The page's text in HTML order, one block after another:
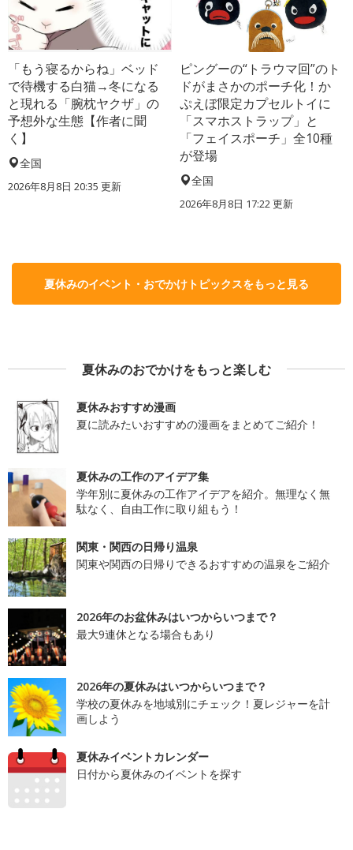
「もう寝るからね」ベッド
で待機する白猫→冬になる
と現れる「腕枕ヤクザ」の
予想外な生態【作者に聞
く】
全国
2026年8月8日 20:35 更新
ピングーの“トラウマ回”のト
ドがまさかのポーチ化！か
ぷえぼ限定カプセルトイに
「スマホストラップ」と
「フェイスポーチ」全10種
が登場
全国
2026年8月8日 17:22更新
夏休みのイベント・おでかけトピックスをもっと見る
夏休みのおでかけをもっと楽しむ
夏休みおすすめ漫画
夏に読みたいおすすめの漫画をまとめてご紹介！
夏休みの工作のアイデア集
学年別に夏休みの工作アイデアを紹介。無理なく無
駄なく、自由工作に取り組もう！
関東・関西の日帰り温泉
関東や関西の日帰りできるおすすめの温泉をご紹介
2026年のお盆休みはいつからいつまで？
最大9連休となる場合もあり
2026年の夏休みはいつからいつまで？
学校の夏休みを地域別にチェック！夏レジャーを計
画しよう
夏休みイベントカレンダー
日付から夏休みのイベントを探す